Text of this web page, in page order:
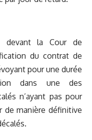
devant la Cour de
du contrat de
pour une durée
dans une des
n’ayant pas pour
de manière définitive